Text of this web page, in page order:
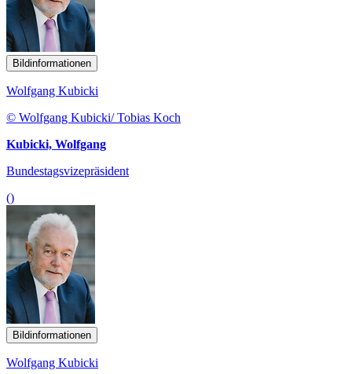
Bildinformationen
Wolfgang Kubicki
© Wolfgang Kubicki/ Tobias Koch
Kubicki, Wolfgang
Bundestagsvizepräsident
()
Bildinformationen
Wolfgang Kubicki